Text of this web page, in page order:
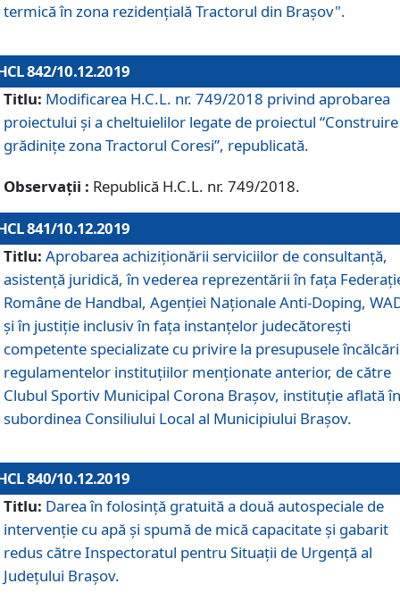
termică în zona rezidenţială Tractorul din Braşov".
842/10.12.2019
Titlu: Modificarea H.C.L. nr. 749/2018 privind aprobarea
proiectului și a cheltuielilor legate de proiectul “Construire
grădinițe zona Tractorul Coresi”, republicată.
Observații : Republică H.C.L. nr. 749/2018.
841/10.12.2019
Titlu: Aprobarea achiziționării serviciilor de consultanță,
asistență juridică, în vederea reprezentării în fața
Române de Handbal, Agenției Naționale Anti-Doping,
și în justiție inclusiv în fața instanțelor judecătorești
competente specializate cu privire la presupusele
regulamentelor instituțiilor menționate anterior, de către
Clubul Sportiv Municipal Corona Braşov, instituție aflată în
subordinea Consiliului Local al Municipiului Brașov.
840/10.12.2019
Titlu: Darea în folosință gratuită a două autospeciale de
intervenție cu apă și spumă de mică capacitate și gabarit
redus către Inspectoratul pentru Situaţii de Urgenţă al
Judeţului Brașov.